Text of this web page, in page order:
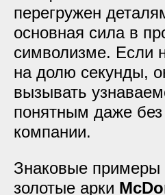
перегружен
основная сила в
символизме. Если
на долю секунды,
вызывать
понятным даже без
компании.
Знаковые
золотые арки